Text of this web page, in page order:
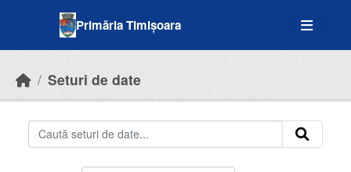
Primăria Timișoara
Seturi de date